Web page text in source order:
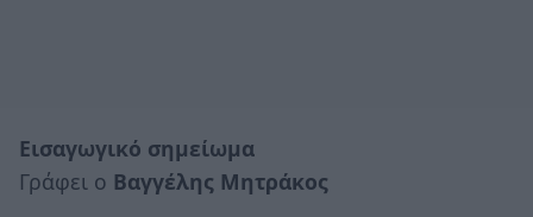
Εισαγωγικό σημείωμα
Γράφει ο Βαγγέλης Μητράκος